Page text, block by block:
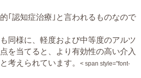
｢認知症治療｣と言われるものなので
同様に、軽度および中等度のアルツ
を当てると、より有効性の高い介入
考えられています。
< span style="font-